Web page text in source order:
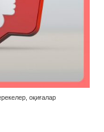
оқиғалар